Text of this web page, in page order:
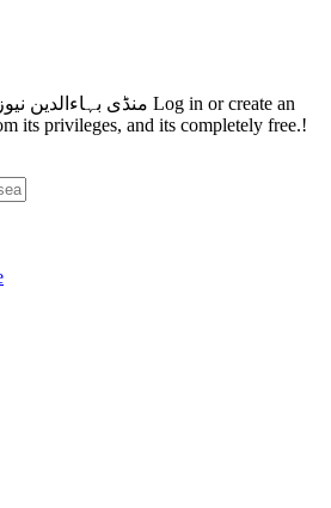
its privileges, and its completely free.!